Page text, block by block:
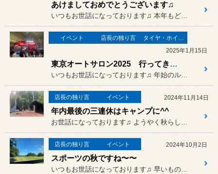
あけましておめでとうございます♫
いつもお世話になっております♫ 本年もどうぞよろしくお願いいたし...
イベント 店長の独り言
タイヤ・ホイール
2025年1月15日
東京オートサロン2025 行ってきました＝＝＝＝＝３
いつもお世話になっております♫ 年始のルーティンと言えば
店長の独り言 イベント 2024年11月14日
年内最後の三連休はキャンプに^^
お世話になっております♫ ようやく秋らしくなってきましたが
店長の独り言 イベント 2024年10月2日
スポーツの秋ですね〜〜
いつもお世話になっております♫ 早いもので９月も最終日。